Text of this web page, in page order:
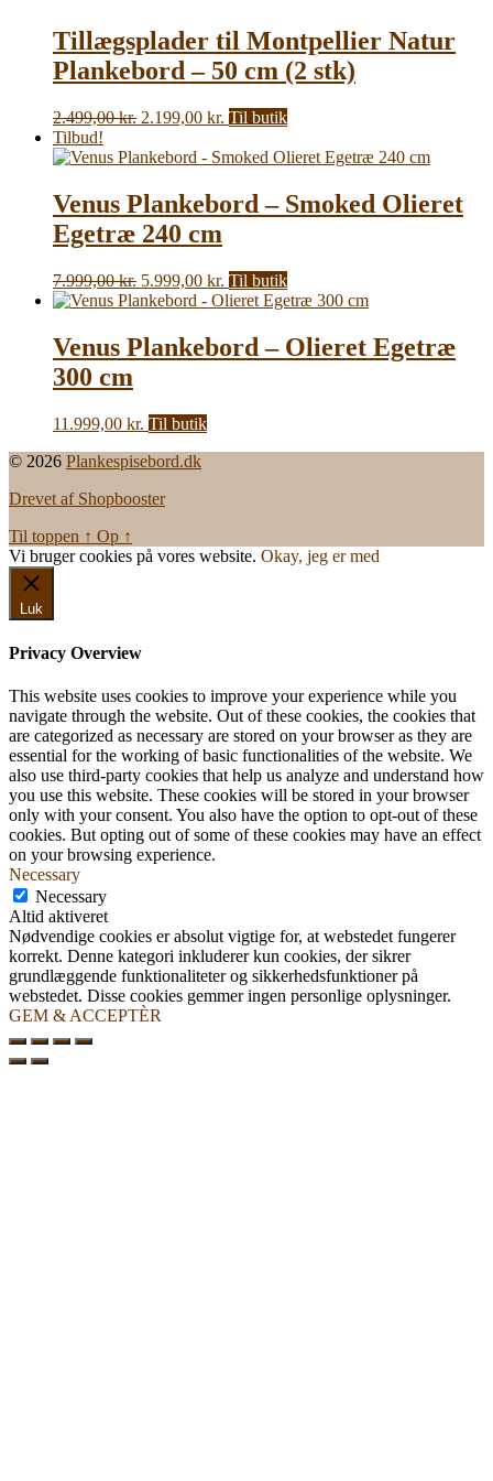
Tillægsplader til Montpellier Natur
Plankebord – 50 cm (2 stk)
2.499,00kr. Den
pris
2.499,00 kr..
2.199,00 kr. Den
pris
2.199,00 kr..
Til butik
Tilbud!
Venus Plankebord – Smoked Olieret
Egetræ 240 cm
7.999,00kr. Den
oprindelige
var:
7.999,00 kr..
5.999,00 kr. Den
aktuelle
5.999,00 kr..
Til butik
Venus Plankebord – Olieret Egetræ
300 cm
11.999,00 kr. Til butik
© 2026 Plankespisebord.dk
Drevet af Shopbooster
Til toppen ↑ Op ↑
Vi bruger cookies på vores website. Okay, jeg er med
Luk
Privacy Overview
This website uses cookies to improve your experience while you
navigate through the website. Out of these cookies, the cookies that
are categorized as necessary are stored on your browser as they are
essential for the working of basic functionalities of the website. We
also use third-party cookies that help us analyze and understand how
you use this website. These cookies will be stored in your browser
only with your consent. You also have the option to opt-out of these
cookies. But opting out of some of these cookies may have an effect
on your browsing experience.
Necessary
Necessary
Altid aktiveret
Nødvendige cookies er absolut vigtige for, at webstedet fungerer
korrekt. Denne kategori inkluderer kun cookies, der sikrer
grundlæggende funktionaliteter og sikkerhedsfunktioner på
webstedet. Disse cookies gemmer ingen personlige oplysninger.
GEM & ACCEPTÈR